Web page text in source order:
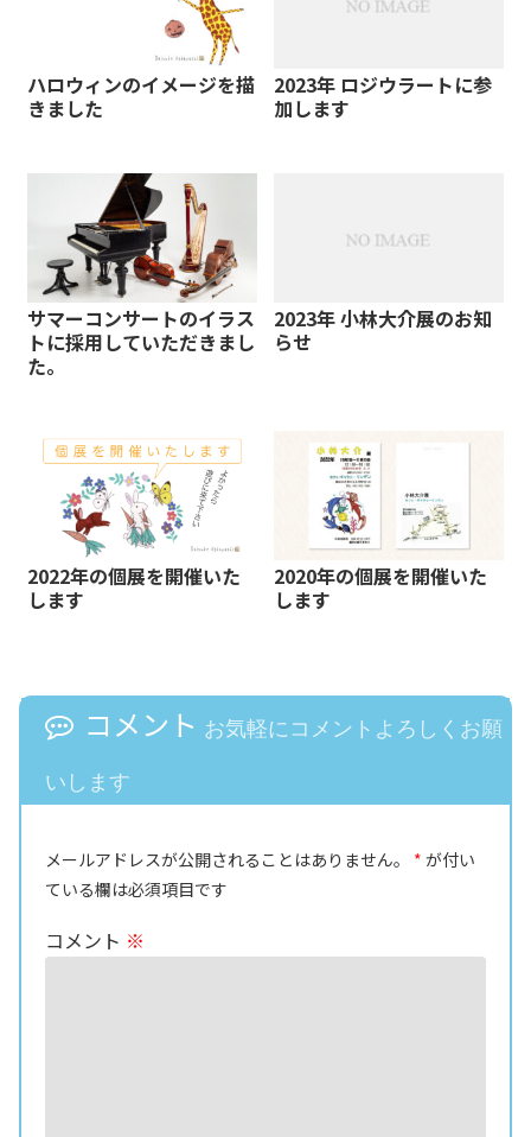
ハロウィンのイメージを描
きました
2023年 ロジウラートに参
加します
サマーコンサートのイラス
トに採用していただきまし
た。
2023年 小林大介展のお知
らせ
2022年の個展を開催いた
します
2020年の個展を開催いた
します
コメント お気軽にコメントよろしくお願
いします
メールアドレスが公開されることはありません。 * が付い
ている欄は必須項目です
コメント ※